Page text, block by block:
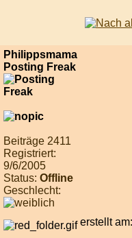
Philippsmama
Posting Freak
Beiträge 2411
Registriert:
9/6/2005
Status: Offline
Geschlecht:
erstellt